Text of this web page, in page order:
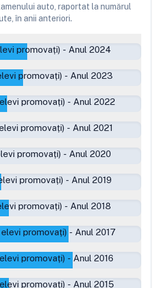
auto, raportat la numărul
în anii anteriori.
promovați) - Anul 2024
promovați) - Anul 2023
elevi promovați) - Anul 2022
promovați) - Anul 2021
promovați) - Anul 2020
promovați) - Anul 2019
promovați) - Anul 2018
elevi promovați) - Anul 2017
elevi promovați) - Anul 2016
elevi promovați) - Anul 2015